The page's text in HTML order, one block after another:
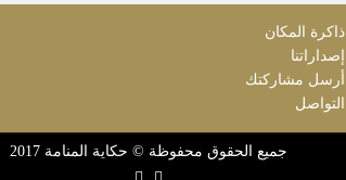
ذاكرة المكان
إصداراتنا
أرسل مشاركتك
التواصل
جميع الحقوق محفوظة © حكاية المنامة 2017